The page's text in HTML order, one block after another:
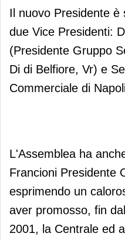
Il nuovo Presidente
due Vice Presidenti:
(Presidente Gruppo
Di di Belfiore, Vr) e
Commerciale di
L'Assemblea ha
Francioni Presidente
esprimendo un
aver promosso, fin
2001, la Centrale ed